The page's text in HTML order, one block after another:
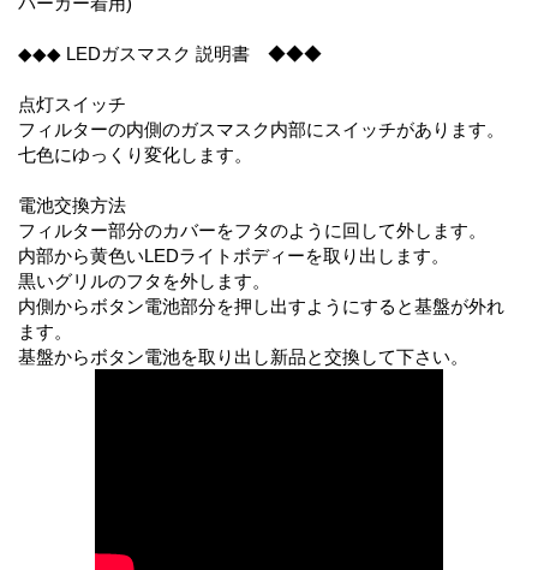
◆◆◆ LEDガスマスク 説明書 ◆◆◆
点灯スイッチ
フィルターの内側のガスマスク内部にスイッチがあります。
七色にゆっくり変化します。
電池交換方法
フィルター部分のカバーをフタのように回して外します。
内部から黄色いLEDライトボディーを取り出します。
黒いグリルのフタを外します。
内側からボタン電池部分を押し出すようにすると基盤が外れ
ます。
基盤からボタン電池を取り出し新品と交換して下さい。